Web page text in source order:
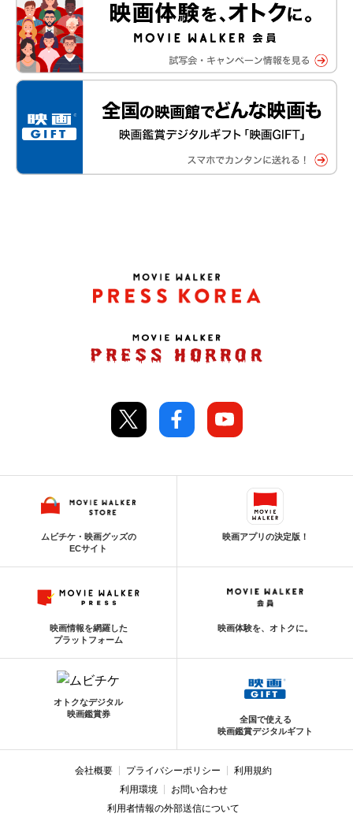
ムビチケ・映画グッズの
ECサイト
映画アプリの決定版！
映画情報を網羅した
プラットフォーム
映画体験を、オトクに。
オトクなデジタル
映画鑑賞券
全国で使える
映画鑑賞デジタルギフト
会社概要 プライバシーポリシー
利用規約
利用環境
お問い合わせ
利用者情報の外部送信について